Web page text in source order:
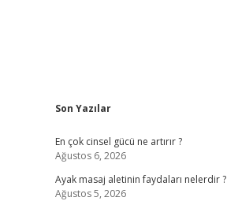
Sidebar
Son Yazılar
En çok cinsel gücü ne artırır ?
Ağustos 6, 2026
Ayak masaj aletinin faydaları nelerdir ?
Ağustos 5, 2026